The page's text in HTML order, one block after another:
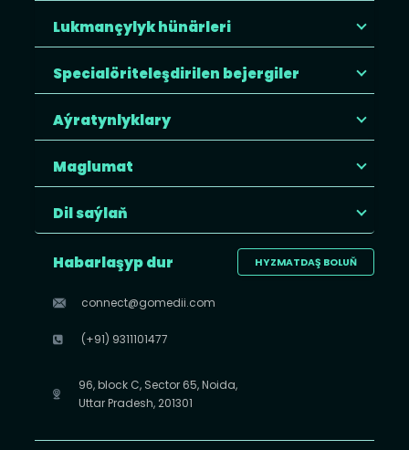
Lukmançylyk hünärleri
Specialöriteleşdirilen bejergiler
Aýratynlyklary
Maglumat
Dil saýlaň
HYZMATDAŞ BOLUŇ
Habarlaşyp dur
connect@gomedii.com
(+91) 9311101477
96, block C, Sector 65, Noida,
Uttar Pradesh, 201301